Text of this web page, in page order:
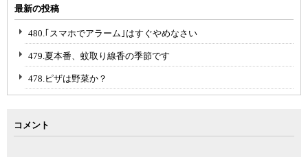
最新の投稿
480.｢スマホでアラーム｣はすぐやめなさい
479.夏本番、蚊取り線香の季節です
478.ピザは野菜か？
コメント